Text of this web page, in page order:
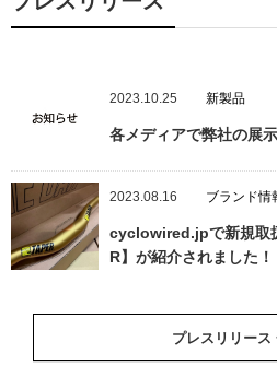
2023.10.25 新製品
各メディアで弊社の展
2023.08.16 ブランド情
cyclowired.jpで新規取
R】が紹介されました！
プレスリリース